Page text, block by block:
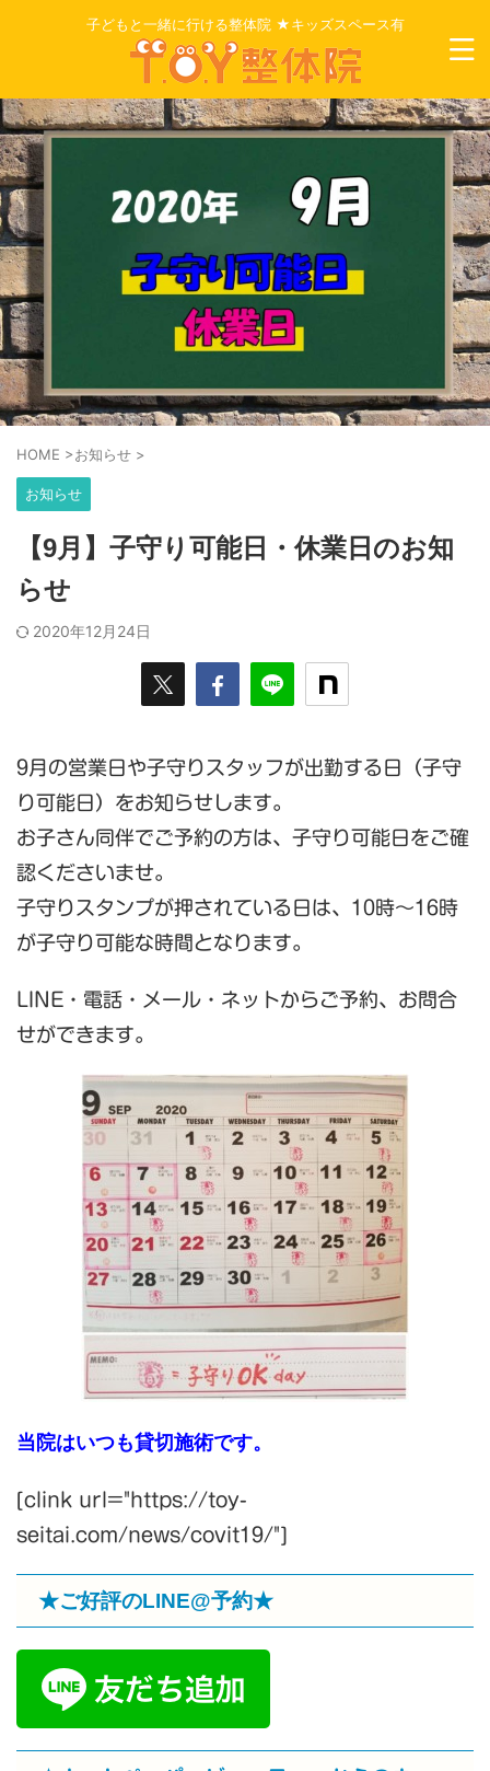
子どもと一緒に行ける整体院 ★キッズスペース有
HOME >お知らせ >
お知らせ
【9月】子守り可能日・休業日のお知
らせ
2020年12月24日
9月の営業日や子守りスタッフが出勤する日（子守
り可能日）をお知らせします。
お子さん同伴でご予約の方は、子守り可能日をご確
認くださいませ。
子守りスタンプが押されている日は、10時～16時
が子守り可能な時間となります。
LINE・電話・メール・ネットからご予約、お問合
せができます。
当院はいつも貸切施術です。
[clink url="https://toy-
seitai.com/news/covit19/"]
★ご好評のLINE@予約★